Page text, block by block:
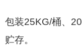
包装25KG/桶、
贮存。